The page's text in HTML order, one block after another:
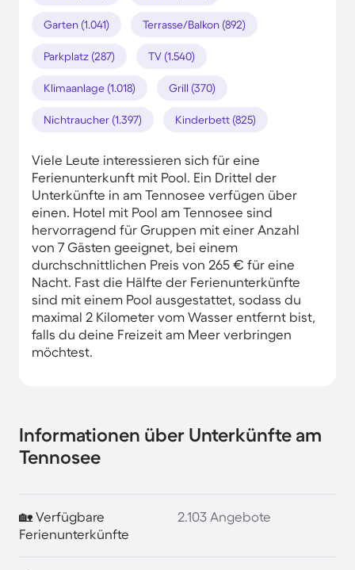
Garten (1.041) Terrasse/Balkon (892)
Parkplatz (287) TV (1.540)
Klimaanlage (1.018) Grill (370)
Nichtraucher (1.397) Kinderbett (825)
Viele Leute interessieren sich für eine
Ferienunterkunft mit Pool. Ein Drittel der
Unterkünfte in am Tennosee verfügen über
einen. Hotel mit Pool am Tennosee sind
hervorragend für Gruppen mit einer Anzahl
von 7 Gästen geeignet, bei einem
durchschnittlichen Preis von 265 € für eine
Nacht. Fast die Hälfte der Ferienunterkünfte
sind mit einem Pool ausgestattet, sodass du
maximal 2 Kilometer vom Wasser entfernt bist,
falls du deine Freizeit am Meer verbringen
möchtest.
Informationen über Unterkünfte am
Tennosee
🏡 Verfügbare
Ferienunterkünfte
2.103 Angebote